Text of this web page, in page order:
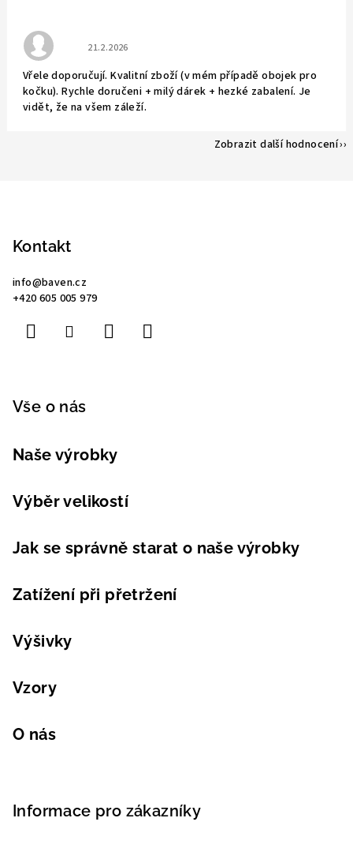
Hodnocení obchodu je 5 z 5 hvězdiček.
21.2.2026
Vřele doporučují. Kvalitní zboží (v mém případě obojek pro
kočku). Rychle doručeni + milý dárek + hezké zabalení. Je
vidět, že na všem záleží.
Zobrazit další hodnocení
Kontakt
info@baven.cz
+420 605 005 979
Vše o nás
Naše výrobky
Výběr velikostí
Jak se správně starat o naše výrobky
Zatížení při přetržení
Výšivky
Vzory
O nás
Informace pro zákazníky